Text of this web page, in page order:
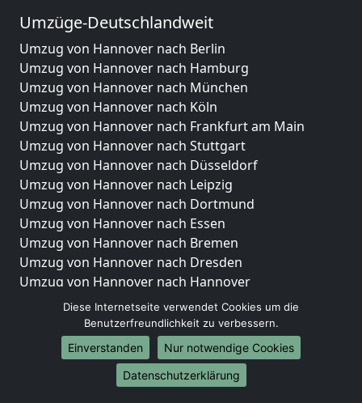
Umzüge-Deutschlandweit
Umzug von Hannover nach Berlin
Umzug von Hannover nach Hamburg
Umzug von Hannover nach München
Umzug von Hannover nach Köln
Umzug von Hannover nach Frankfurt am Main
Umzug von Hannover nach Stuttgart
Umzug von Hannover nach Düsseldorf
Umzug von Hannover nach Leipzig
Umzug von Hannover nach Dortmund
Umzug von Hannover nach Essen
Umzug von Hannover nach Bremen
Umzug von Hannover nach Dresden
Umzug von Hannover nach Hannover
Umzug von Hannover nach Nürnberg
Umzug von Hannover nach Duisburg
Umzug von Hannover nach Bochum
Umzug von Hannover nach Wuppertal
Umzug von Hannover nach Bielefeld
Diese Internetseite verwendet Cookies um die
Benutzerfreundlichkeit zu verbessern.
Einverstanden
Nur notwendige Cookies
Datenschutzerklärung